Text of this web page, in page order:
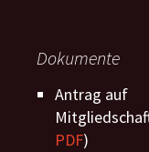
Dokumente
Antrag auf
PDF)